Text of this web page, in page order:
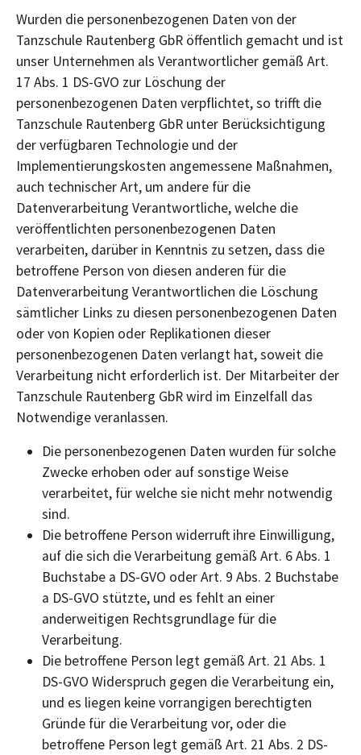
Wurden die personenbezogenen Daten von der
Tanzschule Rautenberg GbR öffentlich gemacht und ist
unser Unternehmen als Verantwortlicher gemäß Art.
17 Abs. 1 DS-GVO zur Löschung der
personenbezogenen Daten verpflichtet, so trifft die
Tanzschule Rautenberg GbR unter Berücksichtigung
der verfügbaren Technologie und der
Implementierungskosten angemessene Maßnahmen,
auch technischer Art, um andere für die
Datenverarbeitung Verantwortliche, welche die
veröffentlichten personenbezogenen Daten
verarbeiten, darüber in Kenntnis zu setzen, dass die
betroffene Person von diesen anderen für die
Datenverarbeitung Verantwortlichen die Löschung
sämtlicher Links zu diesen personenbezogenen Daten
oder von Kopien oder Replikationen dieser
personenbezogenen Daten verlangt hat, soweit die
Verarbeitung nicht erforderlich ist. Der Mitarbeiter der
Tanzschule Rautenberg GbR wird im Einzelfall das
Notwendige veranlassen.
Die personenbezogenen Daten wurden für solche
Zwecke erhoben oder auf sonstige Weise
verarbeitet, für welche sie nicht mehr notwendig
sind.
Die betroffene Person widerruft ihre Einwilligung,
auf die sich die Verarbeitung gemäß Art. 6 Abs. 1
Buchstabe a DS-GVO oder Art. 9 Abs. 2 Buchstabe
a DS-GVO stützte, und es fehlt an einer
anderweitigen Rechtsgrundlage für die
Verarbeitung.
Die betroffene Person legt gemäß Art. 21 Abs. 1
DS-GVO Widerspruch gegen die Verarbeitung ein,
und es liegen keine vorrangigen berechtigten
Gründe für die Verarbeitung vor, oder die
betroffene Person legt gemäß Art. 21 Abs. 2 DS-